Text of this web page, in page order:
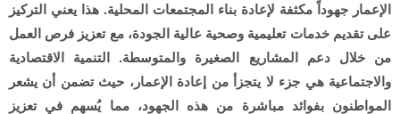
الإعمار جهوداً مكثفة لإعادة بناء المجتمعات المحلية. هذا يعني التركيز
على تقديم خدمات تعليمية وصحية عالية الجودة، مع تعزيز فرص العمل
من خلال دعم المشاريع الصغيرة والمتوسطة. التنمية الاقتصادية
والاجتماعية هي جزء لا يتجزأ من إعادة الإعمار، حيث تضمن أن يشعر
المواطنون بفوائد مباشرة من هذه الجهود، مما يُسهم في تعزيز